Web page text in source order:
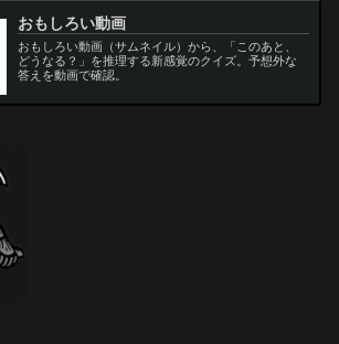
おもしろい動画
おもしろい動画（サムネイル）から、「このあと、
どうなる？」を推理する新感覚のクイズ。予想外な
答えを動画で確認。